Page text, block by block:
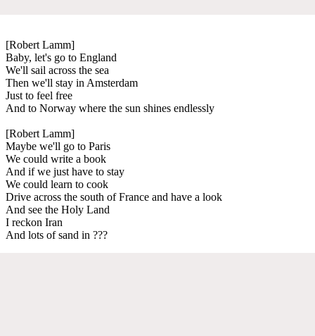
[Robert Lamm]
Baby, let's go to England
We'll sail across the sea
Then we'll stay in Amsterdam
Just to feel free
And to Norway where the sun shines endlessly
[Robert Lamm]
Maybe we'll go to Paris
We could write a book
And if we just have to stay
We could learn to cook
Drive across the south of France and have a look
And see the Holy Land
I reckon Iran
And lots of sand in ???